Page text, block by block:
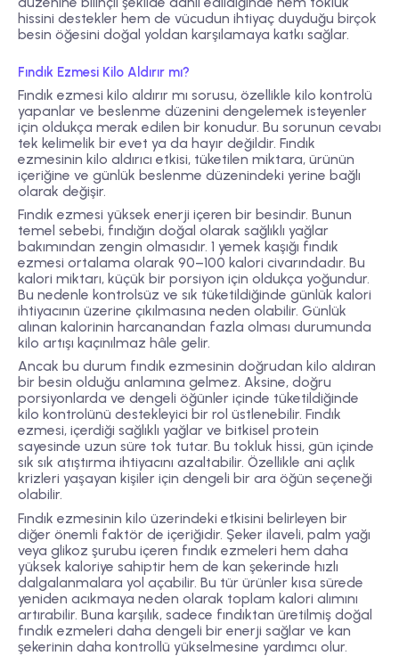
hissini destekler hem de vücudun ihtiyaç duyduğu birçok
besin öğesini doğal yoldan karşılamaya katkı sağlar.
Fındık Ezmesi Kilo Aldırır mı?
Fındık ezmesi kilo aldırır mı sorusu, özellikle kilo kontrolü
yapanlar ve beslenme düzenini dengelemek isteyenler
için oldukça merak edilen bir konudur. Bu sorunun cevabı
tek kelimelik bir evet ya da hayır değildir. Fındık
ezmesinin kilo aldırıcı etkisi, tüketilen miktara, ürünün
içeriğine ve günlük beslenme düzenindeki yerine bağlı
olarak değişir.
Fındık ezmesi yüksek enerji içeren bir besindir. Bunun
temel sebebi, fındığın doğal olarak sağlıklı yağlar
bakımından zengin olmasıdır. 1 yemek kaşığı fındık
ezmesi ortalama olarak 90–100 kalori civarındadır. Bu
kalori miktarı, küçük bir porsiyon için oldukça yoğundur.
Bu nedenle kontrolsüz ve sık tüketildiğinde günlük kalori
ihtiyacının üzerine çıkılmasına neden olabilir. Günlük
alınan kalorinin harcanandan fazla olması durumunda
kilo artışı kaçınılmaz hâle gelir.
Ancak bu durum fındık ezmesinin doğrudan kilo aldıran
bir besin olduğu anlamına gelmez. Aksine, doğru
porsiyonlarda ve dengeli öğünler içinde tüketildiğinde
kilo kontrolünü destekleyici bir rol üstlenebilir. Fındık
ezmesi, içerdiği sağlıklı yağlar ve bitkisel protein
sayesinde uzun süre tok tutar. Bu tokluk hissi, gün içinde
sık sık atıştırma ihtiyacını azaltabilir. Özellikle ani açlık
krizleri yaşayan kişiler için dengeli bir ara öğün seçeneği
olabilir.
Fındık ezmesinin kilo üzerindeki etkisini belirleyen bir
diğer önemli faktör de içeriğidir. Şeker ilaveli, palm yağı
veya glikoz şurubu içeren fındık ezmeleri hem daha
yüksek kaloriye sahiptir hem de kan şekerinde hızlı
dalgalanmalara yol açabilir. Bu tür ürünler kısa sürede
yeniden acıkmaya neden olarak toplam kalori alımını
artırabilir. Buna karşılık, sadece fındıktan üretilmiş doğal
fındık ezmeleri daha dengeli bir enerji sağlar ve kan
şekerinin daha kontrollü yükselmesine yardımcı olur.